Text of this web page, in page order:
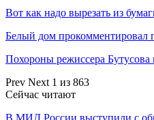
Вот как надо вырезать из
Белый дом
Похороны режиссера
Prev Next 1 из 863
Сейчас читают
В МИД России выступили с